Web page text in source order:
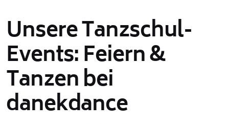
Unsere Tanzschul-
Events: Feiern &
Tanzen bei
danekdance